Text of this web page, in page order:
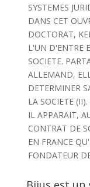
SYSTEMES
DANS CET
DOCTORAT,
L'UN D'ENTRE
SOCIETE.
ALLEMAND,
DETERMINER
LA SOCIETE
IL APPARAIT,
CONTRAT DE
EN FRANCE
FONDATEUR